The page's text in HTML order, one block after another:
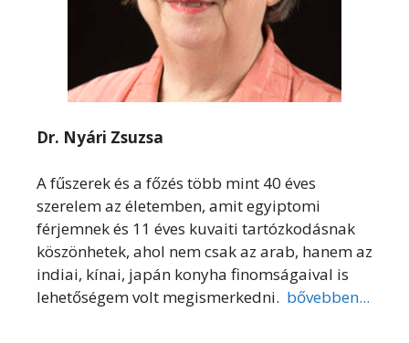
Dr. Nyári Zsuzsa
A fűszerek és a főzés több mint 40 éves
szerelem az életemben, amit egyiptomi
férjemnek és 11 éves kuvaiti tartózkodásnak
köszönhetek, ahol nem csak az arab, hanem az
indiai, kínai, japán konyha finomságaival is
lehetőségem volt megismerkedni. bővebben...